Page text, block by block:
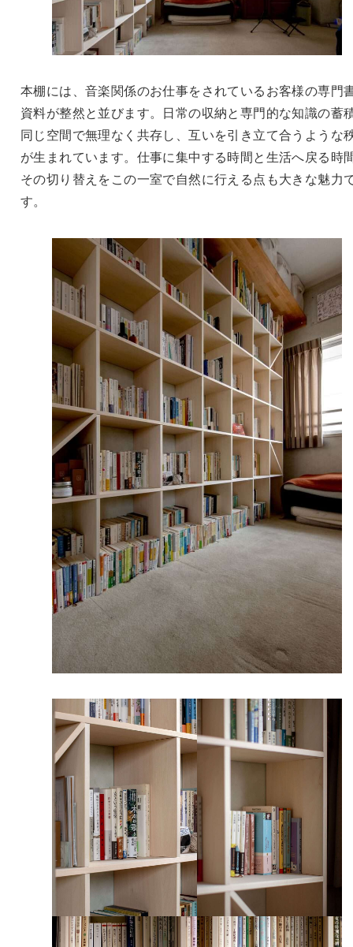
本棚には、音楽関係のお仕事をされているお客様の専門
資料が整然と並びます。日常の収納と専門的な知識の蓄
同じ空間で無理なく共存し、互いを引き立て合うような
が生まれています。仕事に集中する時間と生活へ戻る時
その切り替えをこの一室で自然に行える点も大きな魅力
す。